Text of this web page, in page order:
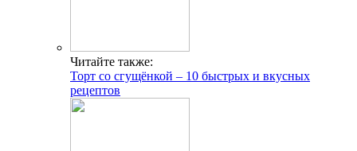
Читайте также:
Торт со сгущёнкой – 10 быстрых и вкусных
рецептов